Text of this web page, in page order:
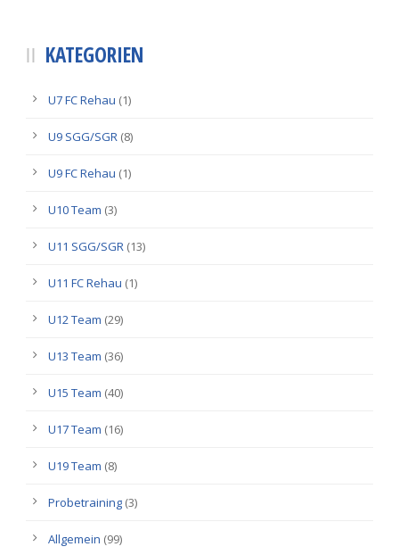
KATEGORIEN
U7 FC Rehau (1)
U9 SGG/SGR (8)
U9 FC Rehau (1)
U10 Team (3)
U11 SGG/SGR (13)
U11 FC Rehau (1)
U12 Team (29)
U13 Team (36)
U15 Team (40)
U17 Team (16)
U19 Team (8)
Probetraining (3)
Allgemein (99)